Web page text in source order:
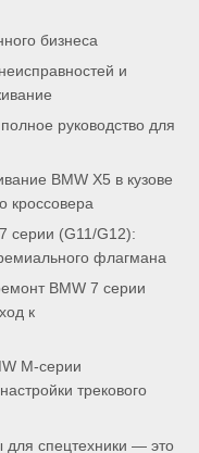
бизнеса
и
руководство для
BMW X5 в кузове
кроссовера
серии (G11/G12):
флагмана
BMW 7 серии
к
M-серии
трекового
для спецтехники — это